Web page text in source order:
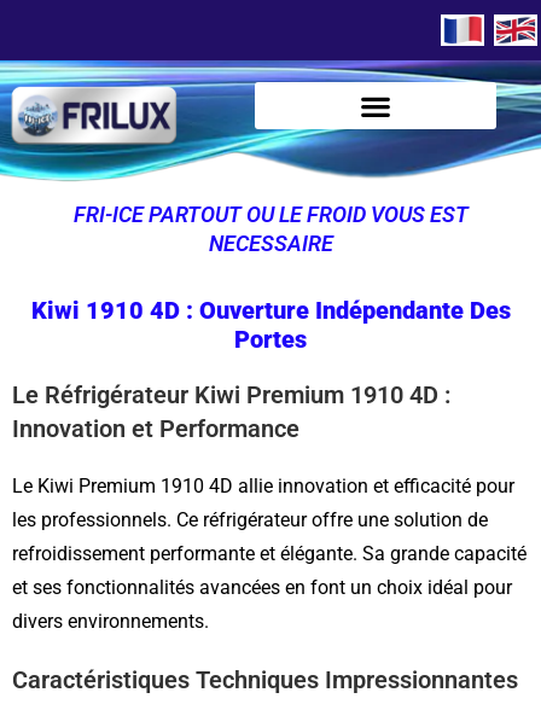
FRI-ICE PARTOUT OU LE FROID VOUS EST
NECESSAIRE
Kiwi 1910 4D : Ouverture Indépendante Des
Portes
Le Réfrigérateur Kiwi Premium 1910 4D :
Innovation et Performance
Le Kiwi Premium 1910 4D allie innovation et efficacité pour
les professionnels. Ce réfrigérateur offre une solution de
refroidissement performante et élégante. Sa grande capacité
et ses fonctionnalités avancées en font un choix idéal pour
divers environnements.
Caractéristiques Techniques Impressionnantes